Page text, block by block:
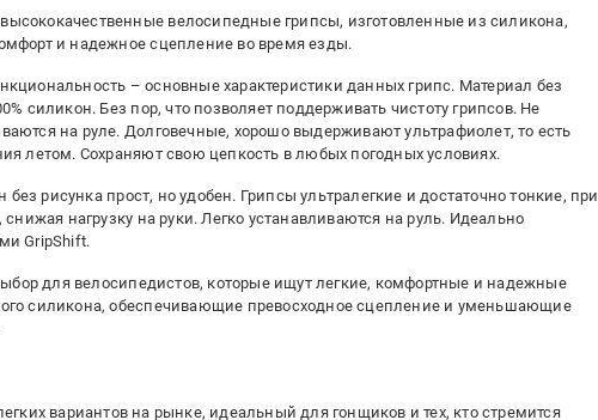
высококачественные велосипедные грипсы, изготовленные из силикона,
и надежное сцепление во время езды.
– основные характеристики данных грипс. Материал без
силикон. Без пор, что позволяет поддерживать чистоту грипсов. Не
на руле. Долговечные, хорошо выдерживают ультрафиолет, то есть
летом. Сохраняют свою цепкость в любых погодных условиях.
рисунка прост, но удобен. Грипсы ультралегкие и достаточно тонкие, при
снижая нагрузку на руки. Легко устанавливаются на руль. Идеально
GripShift.
для велосипедистов, которые ищут легкие, комфортные и надежные
силикона, обеспечивающие превосходное сцепление и уменьшающие
вариантов на рынке, идеальный для гонщиков и тех, кто стремится